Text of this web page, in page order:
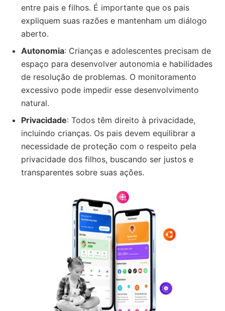
entre pais e filhos. É importante que os pais
expliquem suas razões e mantenham um diálogo
aberto.
Autonomia: Crianças e adolescentes precisam de
espaço para desenvolver autonomia e habilidades
de resolução de problemas. O monitoramento
excessivo pode impedir esse desenvolvimento
natural.
Privacidade: Todos têm direito à privacidade,
incluindo crianças. Os pais devem equilibrar a
necessidade de proteção com o respeito pela
privacidade dos filhos, buscando ser justos e
transparentes sobre suas ações.